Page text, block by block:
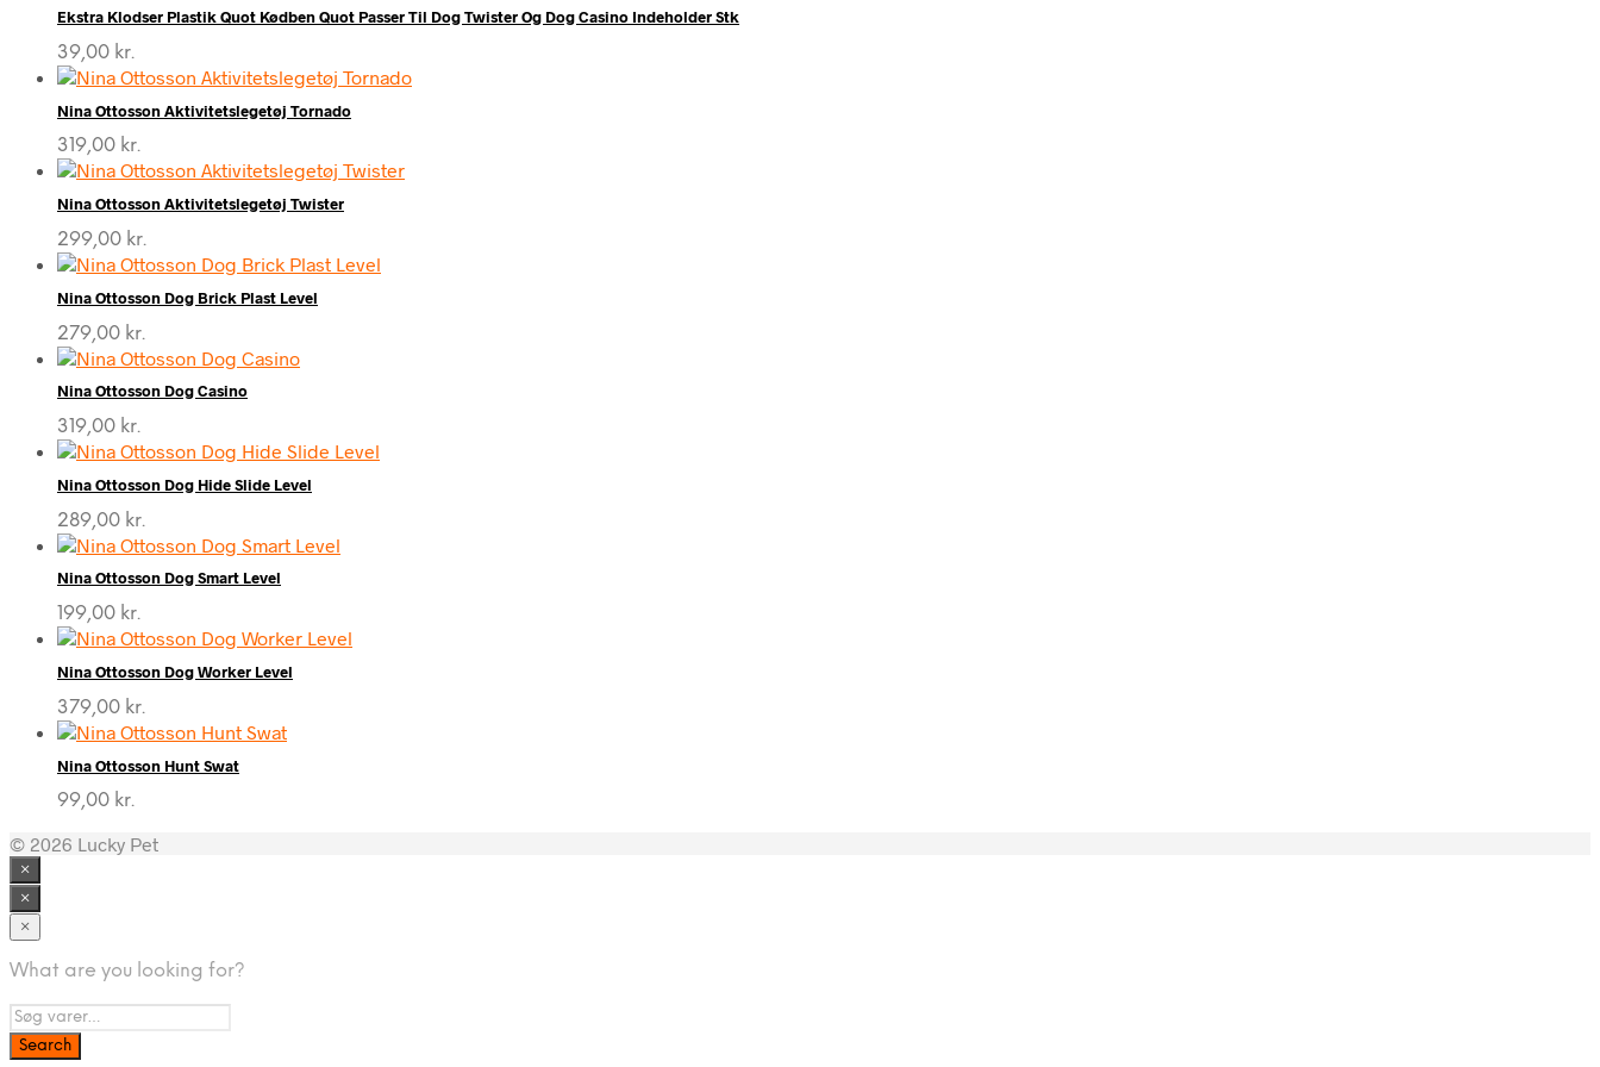
Ekstra Klodser Plastik Quot Kødben Quot Passer Til Dog Twister Og Dog Casino Indeholder Stk
39,00 kr.
Nina Ottosson Aktivitetslegetøj Tornado
319,00 kr.
Nina Ottosson Aktivitetslegetøj Twister
299,00 kr.
Nina Ottosson Dog Brick Plast Level
279,00 kr.
Nina Ottosson Dog Casino
319,00 kr.
Nina Ottosson Dog Hide Slide Level
289,00 kr.
Nina Ottosson Dog Smart Level
199,00 kr.
Nina Ottosson Dog Worker Level
379,00 kr.
Nina Ottosson Hunt Swat
99,00 kr.
© 2026 Lucky Pet
×
×
×
What are you looking for?